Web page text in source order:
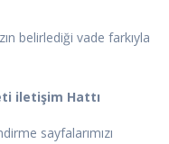
belirlediği vade farkıyla
iletişim Hattı
sayfalarımızı